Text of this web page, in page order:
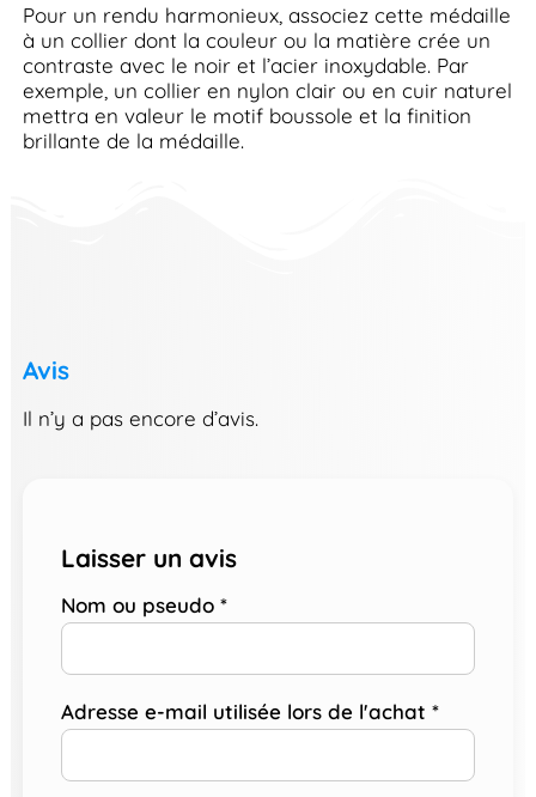
Pour un rendu harmonieux, associez cette médaille
à un collier dont la couleur ou la matière crée un
contraste avec le noir et l’acier inoxydable. Par
exemple, un collier en nylon clair ou en cuir naturel
mettra en valeur le motif boussole et la finition
brillante de la médaille.
Avis
Il n’y a pas encore d’avis.
Laisser un avis
Nom ou pseudo *
Adresse e-mail utilisée lors de l'achat *